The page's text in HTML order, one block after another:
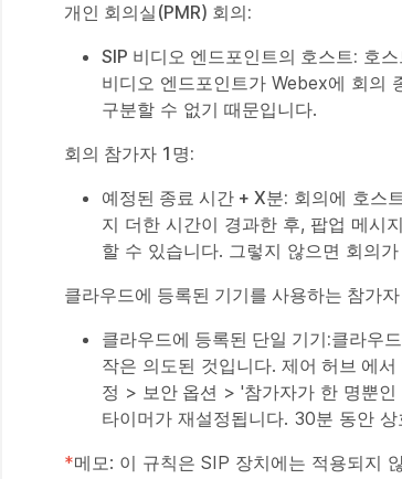
개인 회의실(PMR) 회의:
SIP 비디오 엔드포인트의 호스트: 호
비디오 엔드포인트가 Webex에 회의
구분할 수 없기 때문입니다.
회의 참가자 1명:
예정된 종료 시간 + X분: 회의에 호스
지 더한 시간이 경과한 후, 팝업 메시
할 수 있습니다. 그렇지 않으면 회의
클라우드에 등록된 기기를 사용하는 참가
클라우드에 등록된 단일 기기:클라우
작은 의도된 것입니다. 제어 허브 에
정 > 보안 옵션 > '참가자가 한 명뿐
타이머가 재설정됩니다. 30분 동안
*메모: 이 규칙은 SIP 장치에는 적용되지